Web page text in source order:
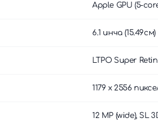
Apple GPU (5-
6.1 инча (15.49см)
LTPO Super
1179 x 2556
12 MP (wide), SL